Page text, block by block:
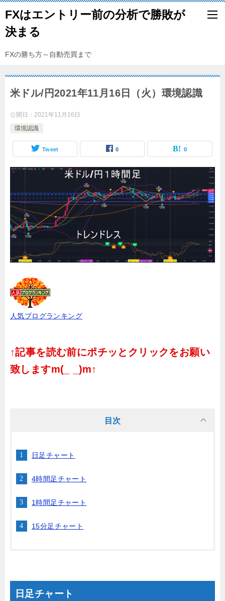
FXはエントリー前の分析で勝敗が
決まる
FXの勝ち方～自動売買まで
米ドル/円2021年11月16日（火）環境認識
公開日： 2021年11月16日
環境認識
Tweet 0 0
人気ブログランキング
↑記事を読む前にポチッとクリックをお願い
致しますm(_ _)m↑
目次
日足チャート
4時間足チャート
1時間足チャート
15分足チャート
日足チャート